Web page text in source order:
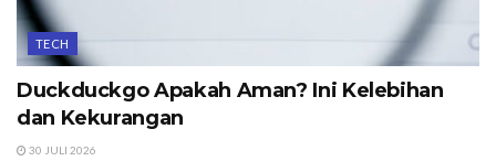
TECH
Duckduckgo Apakah Aman? Ini Kelebihan
dan Kekurangan
30 JULI 2026